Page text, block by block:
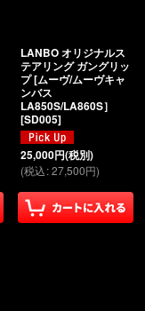
LANBO オリジナルス
テアリング ガングリッ
プ [ムーヴ/ムーヴキャ
ンバス
LA850S/LA860S］
[SD005]
25,000円(税別)
(税込:27,500円)